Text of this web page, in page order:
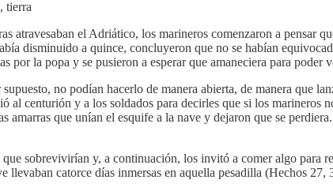
tierra
atravesaban el Adriático, los marineros comenzaron a pensar
disminuido a quince, concluyeron que no se habían
por la popa y se pusieron a esperar que amaneciera para poder
no podían hacerlo de manera abierta, de manera que
al centurión y a los soldados para decirles que si los marineros
que unían el esquife a la nave y dejaron que se
sobrevivirían y, a continuación, los invitó a comer algo para
llevaban catorce días inmersas en aquella pesadilla (Hechos 27,